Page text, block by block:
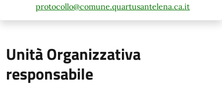
protocollo@comune.quartusantelena.ca.it
Unità Organizzativa
responsabile